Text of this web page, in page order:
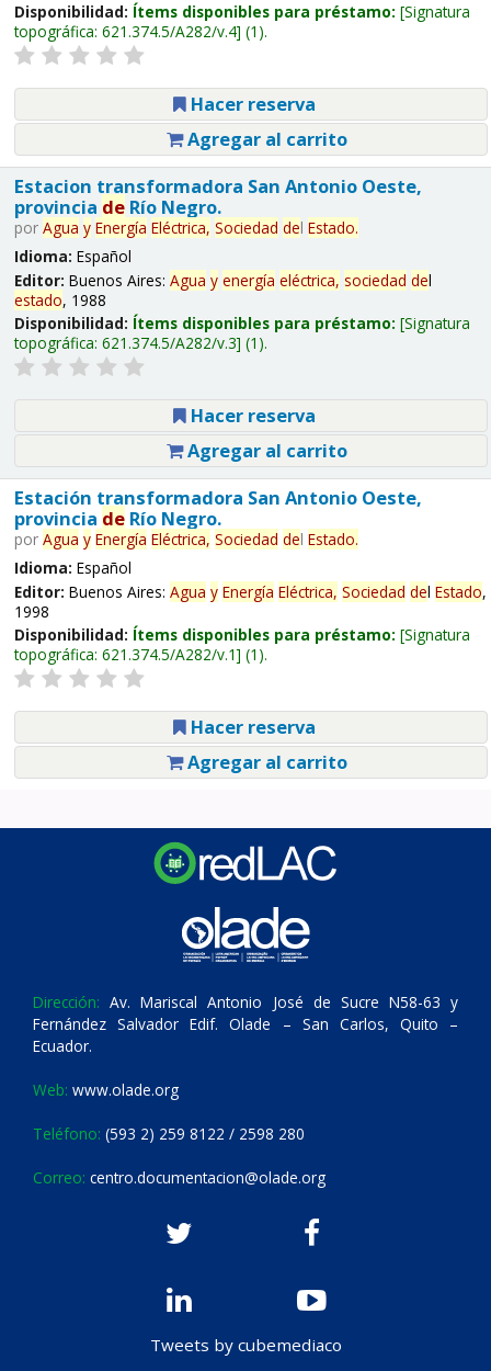
Disponibilidad: Ítems disponibles para préstamo: Signatura
topográfica: 621.374.5/A282/v.4 (1).
Hacer reserva
Agregar al carrito
Estacion transformadora San Antonio Oeste,
provincia deRío Negro.
por Agua y Energía Eléctrica, Sociedad del Estado.
Idioma: Español
Editor: Buenos Aires: Agua y energía eléctrica, sociedad del
estado, 1988
Disponibilidad: Ítems disponibles para préstamo: Signatura
topográfica: 621.374.5/A282/v.3 (1).
Hacer reserva
Agregar al carrito
Estación transformadora San Antonio Oeste,
provincia deRío Negro.
por Agua y Energía Eléctrica, Sociedad del Estado.
Idioma: Español
Editor: Buenos Aires: Agua y Energía Eléctrica, Sociedad del Estado,
1998
Disponibilidad: Ítems disponibles para préstamo: Signatura
topográfica: 621.374.5/A282/v.1 (1).
Hacer reserva
Agregar al carrito
Dirección: Av. Mariscal Antonio José de Sucre N58-63 y
Fernández Salvador Edif. Olade – San Carlos, Quito –
Ecuador.
Web: www.olade.org
Teléfono: (593 2) 259 8122 / 2598 280
Correo: centro.documentacion@olade.org
Tweets by cubemediaco